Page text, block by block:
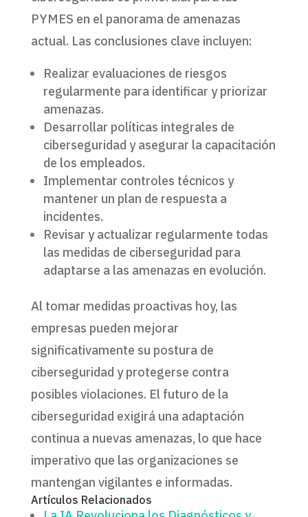
PYMES en el panorama de amenazas
actual. Las conclusiones clave incluyen:
Realizar evaluaciones de riesgos
regularmente para identificar y priorizar
amenazas.
Desarrollar políticas integrales de
ciberseguridad y asegurar la capacitación
de los empleados.
Implementar controles técnicos y
mantener un plan de respuesta a
incidentes.
Revisar y actualizar regularmente todas
las medidas de ciberseguridad para
adaptarse a las amenazas en evolución.
Al tomar medidas proactivas hoy, las
empresas pueden mejorar
significativamente su postura de
ciberseguridad y protegerse contra
posibles violaciones. El futuro de la
ciberseguridad exigirá una adaptación
continua a nuevas amenazas, lo que hace
imperativo que las organizaciones se
mantengan vigilantes e informadas.
Artículos Relacionados